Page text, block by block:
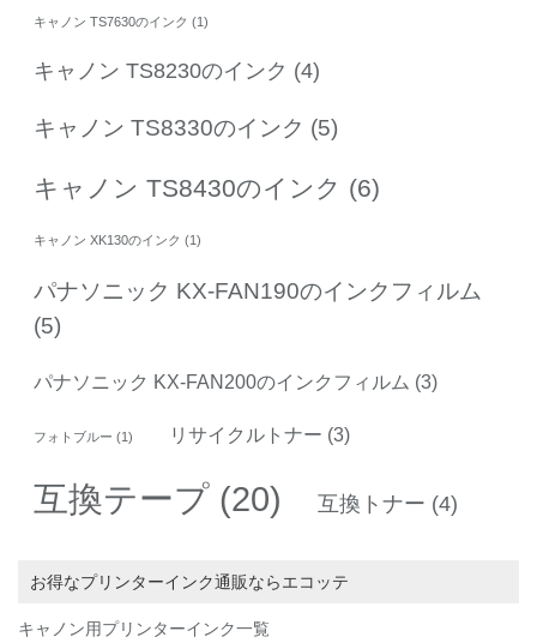
キャノン TS7630のインク (1)
キャノン TS8230のインク (4)
キャノン TS8330のインク (5)
キャノン TS8430のインク (6)
キャノン XK130のインク (1)
パナソニック KX-FAN190のインクフィルム
(5)
パナソニック KX-FAN200のインクフィルム (3)
フォトブルー (1) リサイクルトナー (3)
互換テープ (20) 互換トナー (4)
お得なプリンターインク通販ならエコッテ
キャノン用プリンターインク一覧